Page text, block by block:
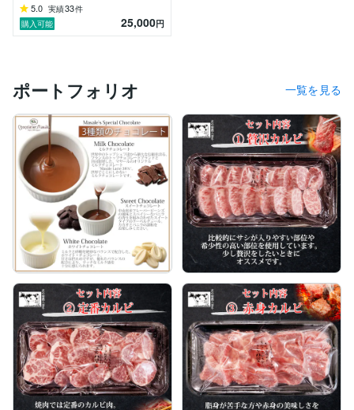
5.0 実績33件
購入可能
25,000円
ポートフォリオ 一覧を見る